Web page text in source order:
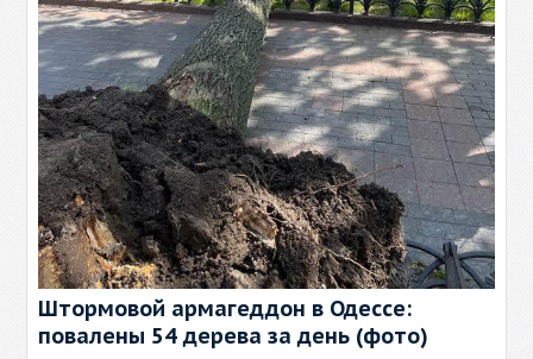
Штормовой армагеддон в Одессе:
повалены 54 дерева за день (фото)